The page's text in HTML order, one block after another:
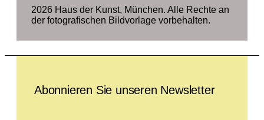
2026 Haus der Kunst, München. Alle Rechte an
der fotografischen Bildvorlage vorbehalten.
Abonnieren Sie unseren Newsletter